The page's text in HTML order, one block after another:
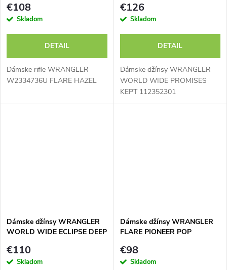
€108
Skladom
DETAIL
Dámske rifle WRANGLER
W2334736U FLARE HAZEL
€126
Skladom
DETAIL
Dámske džínsy WRANGLER
WORLD WIDE PROMISES
KEPT 112352301
Dámske džínsy WRANGLER
WORLD WIDE ECLIPSE DEEP
€110
Skladom
Dámske džínsy WRANGLER
FLARE PIONEER POP
€98
Skladom